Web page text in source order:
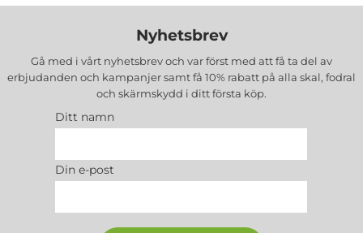
Nyhetsbrev
Gå med i vårt nyhetsbrev och var först med att få ta del av
erbjudanden och kampanjer samt få 10% rabatt på alla skal, fodral
och skärmskydd i ditt första köp.
Ditt namn
Din e-post